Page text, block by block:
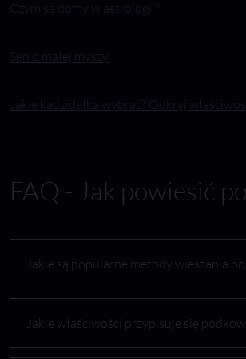
Czym są domy w astrologii?
Sen o małej myszy
Jakie kadzidełka wybrać? Odkryj
FAQ - Jak powiesić
Jakie są popularne metody wieszania
Jakie właściwości przypisuje się